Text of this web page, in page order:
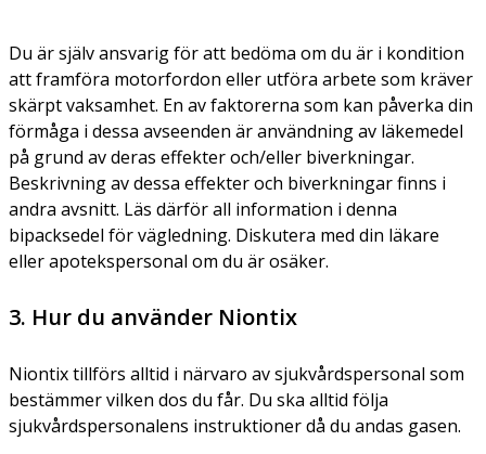
Du är själv ansvarig för att bedöma om du är i kondition
att framföra motorfordon eller utföra arbete som kräver
skärpt vaksamhet. En av faktorerna som kan påverka din
förmåga i dessa avseenden är användning av läkemedel
på grund av deras effekter och/eller biverkningar.
Beskrivning av dessa effekter och biverkningar finns i
andra avsnitt. Läs därför all information i denna
bipacksedel för vägledning. Diskutera med din läkare
eller apotekspersonal om du är osäker.
3. Hur du använder Niontix
Niontix tillförs alltid i närvaro av sjukvårdspersonal som
bestämmer vilken dos du får. Du ska alltid följa
sjukvårdspersonalens instruktioner då du andas gasen.